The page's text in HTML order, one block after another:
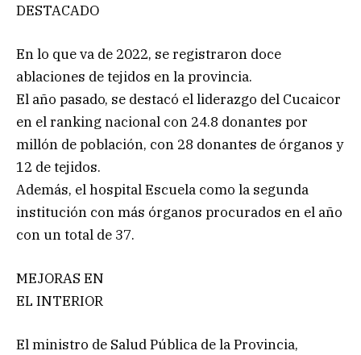
DESTACADO
En lo que va de 2022, se registraron doce
ablaciones de tejidos en la provincia.
El año pasado, se destacó el liderazgo del Cucaicor
en el ranking nacional con 24.8 donantes por
millón de población, con 28 donantes de órganos y
12 de tejidos.
Además, el hospital Escuela como la segunda
institución con más órganos procurados en el año
con un total de 37.
MEJORAS EN
EL INTERIOR
El ministro de Salud Pública de la Provincia,